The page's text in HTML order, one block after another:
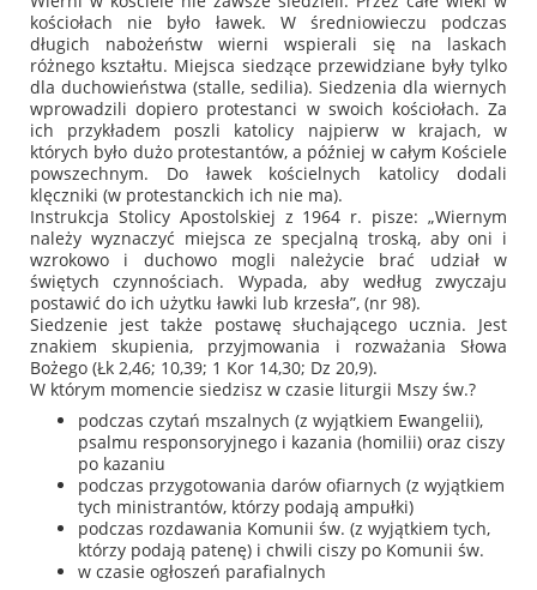
kościołach nie było ławek. W średniowieczu podczas
długich nabożeństw wierni wspierali się na laskach
różnego kształtu. Miejsca siedzące przewidziane były tylko
dla duchowieństwa (stalle, sedilia). Siedzenia dla wiernych
wprowadzili dopiero protestanci w swoich kościołach. Za
ich przykładem poszli katolicy najpierw w krajach, w
których było dużo protestantów, a później w całym Kościele
powszechnym. Do ławek kościelnych katolicy dodali
klęczniki (w protestanckich ich nie ma).
Instrukcja Stolicy Apostolskiej z 1964 r. pisze: „Wiernym
należy wyznaczyć miejsca ze specjalną troską, aby oni i
wzrokowo i duchowo mogli należycie brać udział w
świętych czynnościach. Wypada, aby według zwyczaju
postawić do ich użytku ławki lub krzesła”, (nr 98).
Siedzenie jest także postawę słuchającego ucznia. Jest
znakiem skupienia, przyjmowania i rozważania Słowa
Bożego (Łk 2,46; 10,39; 1 Kor 14,30; Dz 20,9).
W którym momencie siedzisz w czasie liturgii Mszy św.?
podczas czytań mszalnych (z wyjątkiem Ewangelii),
psalmu responsoryjnego i kazania (homilii) oraz ciszy
po kazaniu
podczas przygotowania darów ofiarnych (z wyjątkiem
tych ministrantów, którzy podają ampułki)
podczas rozdawania Komunii św. (z wyjątkiem tych,
którzy podają patenę) i chwili ciszy po Komunii św.
w czasie ogłoszeń parafialnych